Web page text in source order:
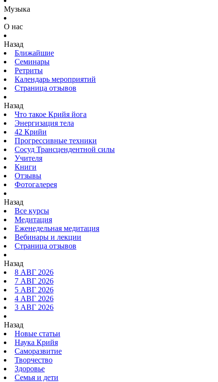
Музыка
О нас
Назад
Ближайшие
Семинары
Ретриты
Календарь мероприятий
Страница отзывов
Назад
Что такое Крийя йога
Энергизация тела
42 Крийи
Прогрессивные техники
Сосуд Трансцендентной силы
Учителя
Книги
Отзывы
Фотогалерея
Назад
Все курсы
Медитация
Еженедельная медитация
Вебинары и лекции
Страница отзывов
Назад
8 АВГ 2026
7 АВГ 2026
5 АВГ 2026
4 АВГ 2026
3 АВГ 2026
Назад
Новые статьи
Наука Крийя
Саморазвитие
Творчество
Здоровье
Семья и дети